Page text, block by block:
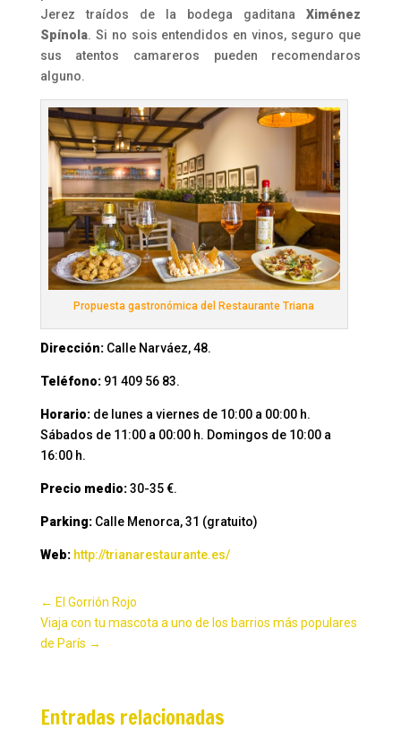
Jerez traídos de la bodega gaditanaXiménez
Spínola. Si no sois entendidos en vinos, seguro que
sus atentos camareros pueden recomendaros
alguno.
Propuesta gastronómica del Restaurante Triana
Dirección:Calle Narváez, 48.
Teléfono:91 409 56 83.
Horario:de lunes a viernes de 10:00 a 00:00 h.
Sábados de 11:00 a 00:00 h. Domingos de 10:00 a
16:00 h.
Precio medio:30-35 €.
Parking:Calle Menorca, 31 (gratuito)
Web: http://trianarestaurante.es/
← El Gorrión Rojo
Viaja con tu mascota a uno de los barrios más populares
de París →
Entradas relacionadas